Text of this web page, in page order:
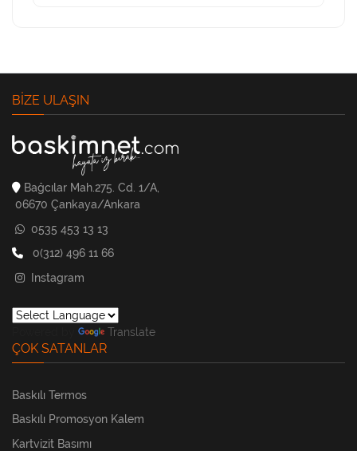
BIZE ULAŞIN
Bağcılar Mah.275. Cd. 1/A,
06670 Çankaya/Ankara
0535 453 13 13
0(312) 496 11 66
Instagram
Translate
ÇOK SATANLAR
Baskılı Termos
Baskılı Promosyon Kalem
Kartvizit Basımı